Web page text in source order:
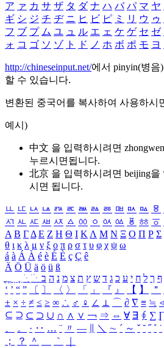
ア ァ カ サ ザ タ ダ ナ ハ バ パ マ ヤ
ギ シ ジ チ ヂ ニ ヒ ビ ピ ミ リ ウ ゥ
フ ブ プ ム ユ ュ ル エ ェ ケ ゲ セ ゼ
ォ コ ゴ ソ ゾ ト ド ノ ホ ボ ポ モ ヨ
http://chineseinput.net/에서 pinyin(병
할 수 있습니다.
변환된 중국어를 복사하여 사용하시
예시)
中文 을 입력하시려면 zhongwen
누르시면됩니다.
北京 을 입력하시려면 beijing을
시면 됩니다.
ㅥ ㅦ ㅧ ㅨ ㅩ ㅪ ㅫ ㅬ ㅭ ㅮ ㅯ ㅰ ㅱ
ㅺ ㅻ ㅼ ㅽ ㅾ ㅿ ㆀ ㆁ ㆂ ㆃ ㆄ ㆅ ㆆ
Α Β ΓΔ Ε Ζ Η Θ Ι ΚΛ Μ Ν Ξ Ο Π Ρ Σ
θ ι κ λ μ ν ξ ο π ρ σ τ υ φ χ ψ ω
á à Á À é è É È ç Ç ê
Ä Ö Ü ä ö ü ß
ִֶֹ ֻּ ׁׂ ף ך ל ח י ע כ ג ד ש ץ ת צ מ נ ה ב
‘ ’ “ ” 〔 〕 〈 〉 「 」 『 』 【 】 ＂
± × ÷ ≠ ≤ ≥ ∞ ∴ ♂ ♀ ∠ ⊥ ⌒ ∂ ∇ ≡ ≒
⊆ ⊇ ⊂ ⊃ ∪ ∩ ∧ ∨ ￢ ⇒ ⇔ ∀ ∃ ∮ ∑
、
。 · ‥ … ¨ 〃 ― ＼ ∼ ´ ～ ˇ ˘ ˝ ˚ ˙
；
？ ＾ ｀